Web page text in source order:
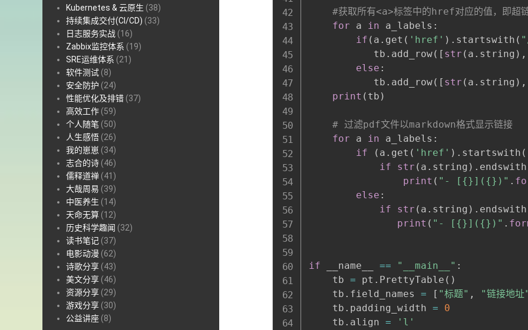
Kubernetes & 云原生 (38)
持续集成交付(CI/CD) (33)
日志服务实战 (16)
Zabbix监控体系 (19)
SRE运维体系 (21)
软件测试 (8)
安全防护 (24)
性能优化及排错 (37)
高效工作 (59)
个人随笔 (50)
人生感悟 (26)
我的崽崽 (34)
志合的诗 (46)
儒释道禅 (41)
大哉周易 (39)
中医养生 (14)
天命无算 (12)
历史科学趣闻 (32)
读书笔记 (37)
电影动漫 (62)
诗歌分享 (43)
美文分享 (46)
资源分享 (29)
游戏分享 (30)
公益讲座 (8)
#获取所有<a>标签中的href对应的值，即超
for a in a_labels :
if ( a . get ( 'href' ) . startswith (
           tb
. add_row( [ str ( a . string ) ,
else :
           tb
. add_row( [ str ( a . string ) ,
print ( tb )
# 过滤pdf文件以markdown格式显示链接
for a in a_labels :
if
( a . get ( 'href' ) . startswith (
if
str ( a . string ) . endswith
print ( "- [{}]({})" .
else :
if
str ( a . string ) . endswith
print ( "- [{}]({})" .
if __name__ == "__main__" :
    tb
= pt . PrettyTable ( )
    tb
. field_names = [ "标题" , "链接地址"
    tb
. padding_width =
0
    tb
. align =
'l'